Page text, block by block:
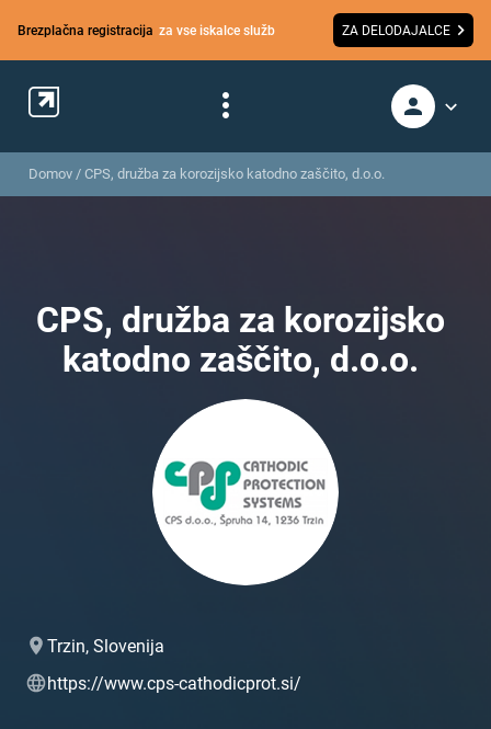
Brezplačna registracija za vse iskalce služb ZA DELODAJALCE
Domov / CPS, družba za korozijsko katodno zaščito, d.o.o.
CPS, družba za korozijsko
katodno zaščito, d.o.o.
Trzin, Slovenija
https://www.cps-cathodicprot.si/